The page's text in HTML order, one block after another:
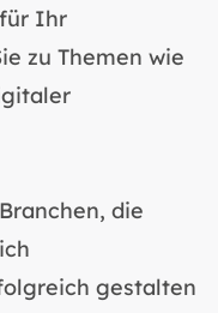
Ihr
zu Themen wie
die
gestalten